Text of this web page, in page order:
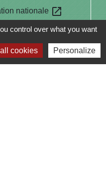
nationale open_in_new
erreur sur cette page
control over what you want
cookies Personalize